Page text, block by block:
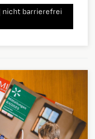
nicht barrierefrei